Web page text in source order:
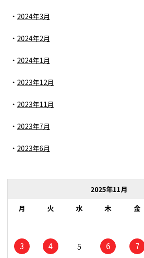
2024年3月
2024年2月
2024年1月
2023年12月
2023年11月
2023年7月
2023年6月
2025年11月
月
火 水 木 金
3
4 5 6 7